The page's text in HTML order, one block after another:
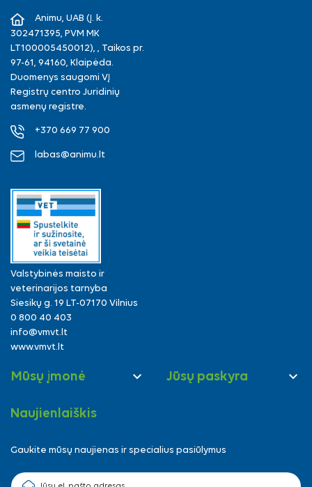
Animu, UAB (Į. k.
302471395, PVM MK
LT100005450012), , Taikos pr.
97-61, 94160, Klaipėda.
Duomenys saugomi VĮ
Registrų centro Juridinių
asmenų registre.
+370 669 77 900
labas@animu.lt
Valstybinės maisto ir
veterinarijos tarnyba
Siesikų g. 19 LT-07170 Vilnius
0 800 40 403
info@vmvt.lt
www.vmvt.lt
Mūsų įmonė  Jūsų paskyra 
Naujienlaiškis
Gaukite mūsų naujienas ir specialius pasiūlymus